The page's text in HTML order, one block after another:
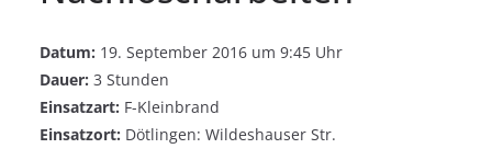
Datum: 19. September 2016 um 9:45 Uhr
Dauer: 3 Stunden
Einsatzart: F-Kleinbrand
Einsatzort: Dötlingen: Wildeshauser Str.